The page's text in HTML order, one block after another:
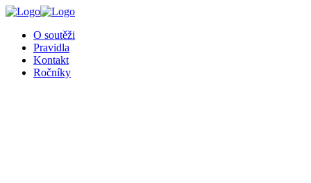
O soutěži
Pravidla
Kontakt
Ročníky